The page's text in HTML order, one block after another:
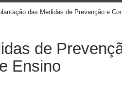
das Medidas de Prevenção e
de
Ensino